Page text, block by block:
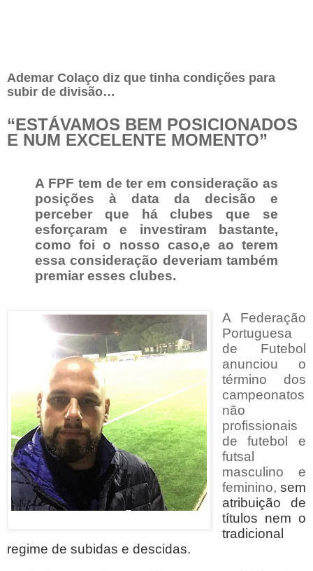
Ademar Colaço diz que tinha condições para
subir de divisão…
“ESTÁVAMOS BEM POSICIONADOS
E NUM EXCELENTE MOMENTO”
A FPF tem de ter em consideração as
posições à data da decisão e
perceber que há clubes que se
esforçaram e investiram bastante,
como foi o nosso caso,e ao terem
essa consideração deveriam também
premiar esses clubes.
A Federação
Portuguesa
de Futebol
anunciou o
término dos
campeonatos
não
profissionais
de futebol e
futsal
masculino e
feminino, sem
atribuição de
títulos nem o
tradicional
regime de subidas e descidas.